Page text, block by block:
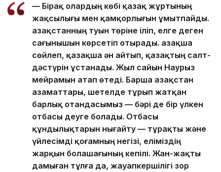
— Бірақ олардың көбі қазақ жұртының
жақсылығы мен қамқорлығын ұмытпайды.
Қазақстанның туын төріне іліп, елге деген
сағынышын көрсетіп отырады. Қазақша
сөйлеп, қазақша ән айтып, қазақтың салт-
дәстүрін ұстанады. Жыл сайын Наурыз
мейрамын атап өтеді. Барша Қазақстан
азаматтары, шетелде тұрып жатқан
барлық отандасымыз — бәрі де бір үлкен
отбасы деуге болады. Отбасы
құндылықтарын нығайту — тұрақты және
үйлесімді қоғамның негізі, еліміздің
жарқын болашағының кепілі. Жан-жақты
дамыған тұлға да, жауапкершілігі зор